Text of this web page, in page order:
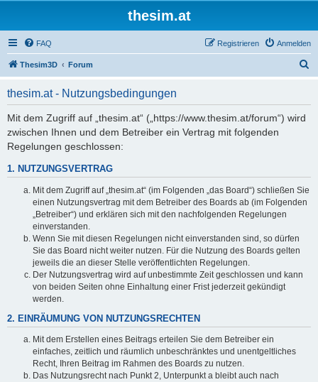
thesim.at
FAQ Anmelden
Registrieren
Thesim3D Forum
thesim.at - Nutzungsbedingungen
Mit dem Zugriff auf „thesim.at“ („https://www.thesim.at/forum“) wird
zwischen Ihnen und dem Betreiber ein Vertrag mit folgenden
Regelungen geschlossen:
1. NUTZUNGSVERTRAG
Mit dem Zugriff auf „thesim.at“ (im Folgenden „das Board“) schließen Sie
einen Nutzungsvertrag mit dem Betreiber des Boards ab (im Folgenden
„Betreiber“) und erklären sich mit den nachfolgenden Regelungen
einverstanden.
Wenn Sie mit diesen Regelungen nicht einverstanden sind, so dürfen
Sie das Board nicht weiter nutzen. Für die Nutzung des Boards gelten
jeweils die an dieser Stelle veröffentlichten Regelungen.
Der Nutzungsvertrag wird auf unbestimmte Zeit geschlossen und kann
von beiden Seiten ohne Einhaltung einer Frist jederzeit gekündigt
werden.
2. EINRÄUMUNG VON NUTZUNGSRECHTEN
Mit dem Erstellen eines Beitrags erteilen Sie dem Betreiber ein
einfaches, zeitlich und räumlich unbeschränktes und unentgeltliches
Recht, Ihren Beitrag im Rahmen des Boards zu nutzen.
Das Nutzungsrecht nach Punkt 2, Unterpunkt a bleibt auch nach